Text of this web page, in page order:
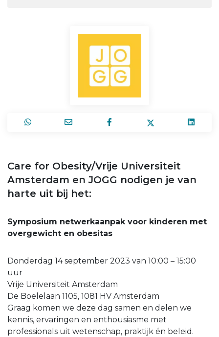
Care for Obesity/Vrije Universiteit
Amsterdam en JOGG nodigen je van
harte uit bij het:
Symposium netwerkaanpak voor kinderen met
overgewicht en obesitas
Donderdag 14 september 2023 van 10:00 – 15:00
uur
Vrije Universiteit Amsterdam
De Boelelaan 1105, 1081 HV Amsterdam
Graag komen we deze dag samen en delen we
kennis, ervaringen en enthousiasme met
professionals uit wetenschap, praktijk én beleid.